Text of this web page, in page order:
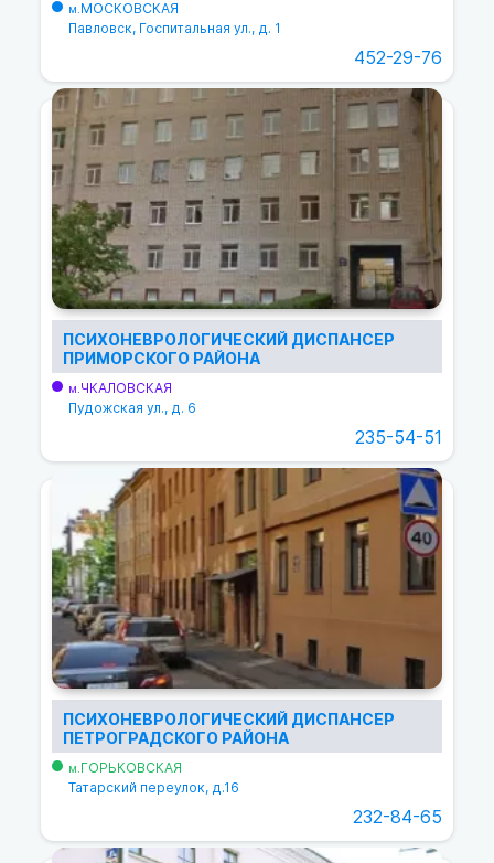
м.МОСКОВСКАЯ
Павловск, Госпитальная ул., д. 1
452-29-76
ПСИХОНЕВРОЛОГИЧЕСКИЙ ДИСПАНСЕР
ПРИМОРСКОГО РАЙОНА
м.ЧКАЛОВСКАЯ
Пудожская ул., д. 6
235-54-51
ПСИХОНЕВРОЛОГИЧЕСКИЙ ДИСПАНСЕР
ПЕТРОГРАДСКОГО РАЙОНА
м.ГОРЬКОВСКАЯ
Татарский переулок, д.16
232-84-65